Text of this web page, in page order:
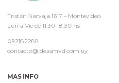
Tristán Narvaja 1617 – Montevideo
Lun a Vie de 11.30 18.30 hs
092182288
contacto@ideasmvd.com.uy
MAS INFO